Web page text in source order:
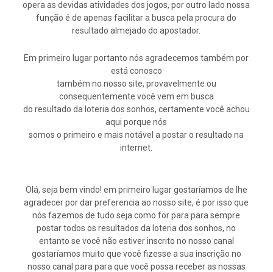
opera as devidas atividades dos jogos, por outro lado nossa
função é de apenas facilitar a busca pela procura do
resultado almejado do apostador.
Em primeiro lugar portanto nós agradecemos também por
está conosco
também no nosso site, provavelmente ou
consequentemente você vem em busca
do resultado da loteria dos sonhos, certamente você achou
aqui porque nós
somos o primeiro e mais notável a postar o resultado na
internet.
Olá, seja bem vindo! em primeiro lugar gostaríamos de lhe
agradecer por dar preferencia ao nosso site, é por isso que
nós fazemos de tudo seja como for para para sempre
postar todos os resultados da loteria dos sonhos, no
entanto se você não estiver inscrito no nosso canal
gostaríamos muito que você fizesse a sua inscrição no
nosso canal para para que você possa receber as nossas